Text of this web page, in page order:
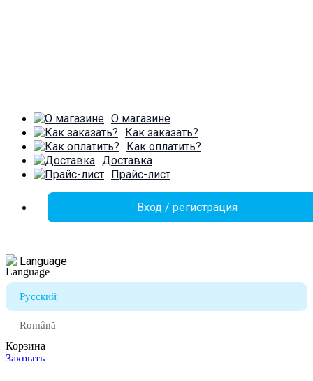
О магазине
Как заказать?
Как оплатить?
Доставка
Прайс-лист
Вход / регистрация
Language
Русский
Română
Корзина
Закрыть